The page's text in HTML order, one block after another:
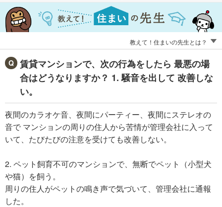
教えて！住まいの先生とは？
賃貸マンションで、次の行為をしたら 最悪の場
合はどうなりますか？ 1. 騒音を出して 改善しな
い。
夜間のカラオケ音、夜間にパーティー、夜間にステレオの
音で マンションの周りの住人から苦情が管理会社に入って
いて、たびたびの注意を受けても改善しない。
2. ペット飼育不可のマンションで、無断でペット（小型犬
や猫）を飼う。
周りの住人がペットの鳴き声で気づいて、管理会社に通報
した。